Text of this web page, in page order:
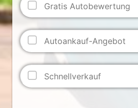
Gratis Autobewertung
Autoankauf-Angebot
Schnellverkauf